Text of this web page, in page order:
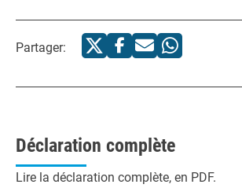
Partager:
Déclaration complète
Lire la déclaration complète, en PDF.